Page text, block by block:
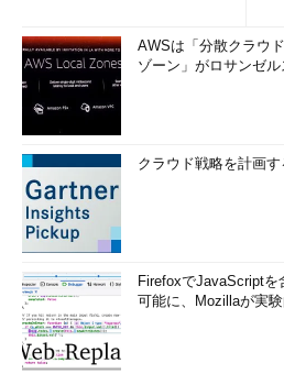
画面3「新規パスワード：」および
力：」で何も入力せずに［Enter］キ
ドを設定せずに終了できる
筆者紹介
西村 めぐみ（にしむら めぐみ）
PC-9801N／PC-386MからのDOSユ
理のパッケージソフトウェアの開発
当。のち退社し、専業ライターとし
解でわかるLinux』『らぶらぶLinux
AWSは「分散クラウ
ゾーン」がロサンゼ
クラウド戦略を計画
FirefoxでJavaScript
可能に、Mozillaが実